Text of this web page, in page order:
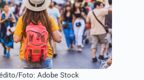
Foto: Adobe Stock